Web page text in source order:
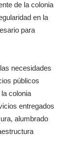
de la colonia
en la
para
necesidades
públicos
colonia
entregados
alumbrado